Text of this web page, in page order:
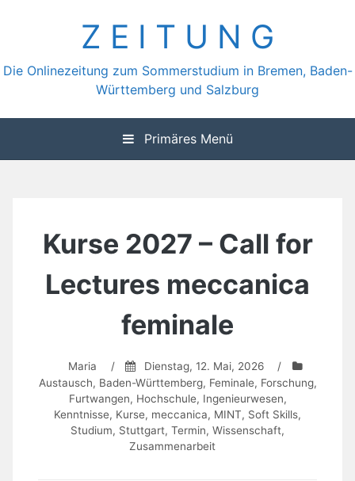
Z E I T U N G
Die Onlinezeitung zum Sommerstudium in Bremen, Baden-
Württemberg und Salzburg
Primäres Menü
Kurse 2027 – Call for
Lectures meccanica
feminale
Maria / Dienstag, 12. Mai, 2026
/
Austausch, Baden-Württemberg, Feminale, Forschung,
Furtwangen, Hochschule, Ingenieurwesen,
Kenntnisse, Kurse, meccanica, MINT, Soft Skills,
Studium, Stuttgart, Termin, Wissenschaft,
Zusammenarbeit